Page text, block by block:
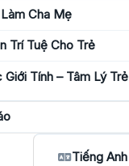
Cha Mẹ
Trí Tuệ Cho Trẻ
Giới Tính – Tâm Lý Trẻ
Tiếng Anh